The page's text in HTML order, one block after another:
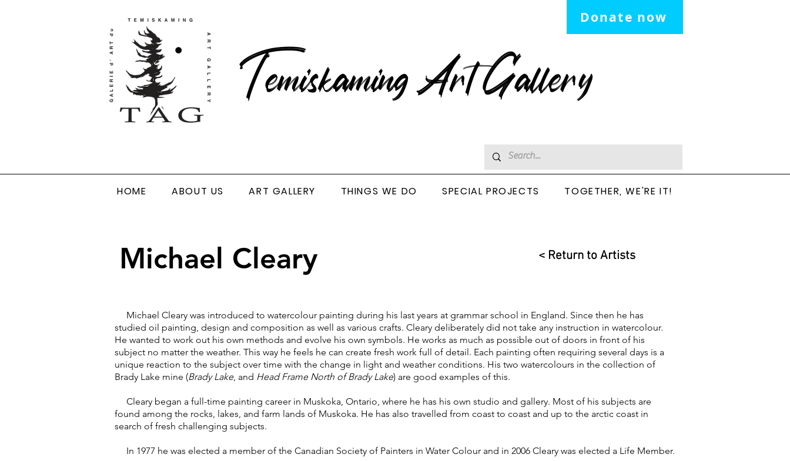
Donate now
Temiskaming Art Gallery
HOME ABOUT US ART GALLERY THINGS WE DO SPECIAL PROJECTS TOGETHER, WE'RE IT!
Michael Cleary < Return to Artists
Michael Cleary was introduced to watercolour painting during his last years at grammar school in England. Since then he has
studied oil painting, design and composition as well as various crafts. Cleary deliberately did not take any instruction in watercolour.
He wanted to work out his own methods and evolve his own symbols. He works as much as possible out of doors in front of his
subject no matter the weather. This way he feels he can create fresh work full of detail. Each painting often requiring several days is a
unique reaction to the subject over time with the change in light and weather conditions. His two watercolours in the collection of
Brady Lake mine (Brady Lake, and Head Frame North of Brady Lake) are good examples of this.
Cleary began a full-time painting career in Muskoka, Ontario, where he has his own studio and gallery. Most of his subjects are
found among the rocks, lakes, and farm lands of Muskoka. He has also travelled from coast to coast and up to the arctic coast in
search of fresh challenging subjects.
In 1977 he was elected a member of the Canadian Society of Painters in Water Colour and in 2006 Cleary was elected a Life Member.